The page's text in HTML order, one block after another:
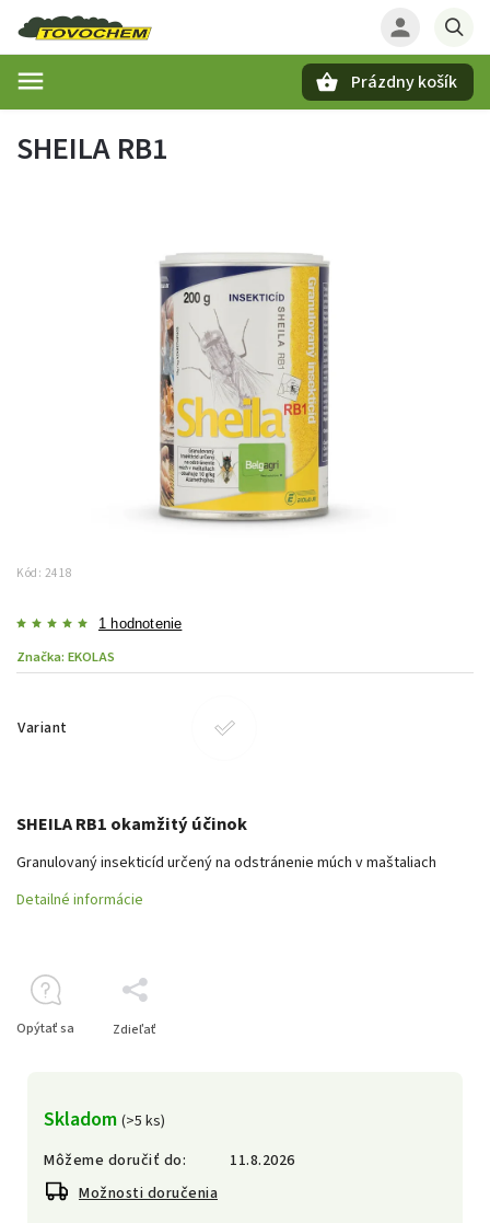
Prázdny košík
SHEILA RB1
Kód: 2418
1 hodnotenie
Značka: EKOLAS
Variant
Skladom (>5 ks)
Môžeme doručiť do:
11.8.2026
Možnosti doručenia
SHEILA RB1 okamžitý účinok
Granulovaný insekticíd určený na odstránenie múch v maštaliach
Detailné informácie
Opýtať sa Zdieľať